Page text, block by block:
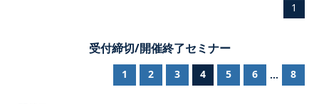
1
受付締切/開催終了セミナー
1 2 3 4 5 6 ... 8